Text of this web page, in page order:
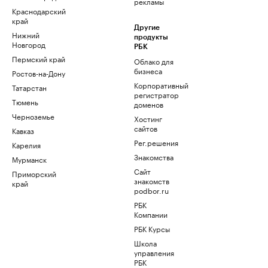
Краснодарский
край
Нижний
Новгород
Пермский край
Ростов-на-Дону
Татарстан
Тюмень
Черноземье
Кавказ
Карелия
Мурманск
Приморский
край
Другие
продукты
РБК
Облако для
бизнеса
Корпоративный
регистратор
доменов
Хостинг
сайтов
Рег.решения
Знакомства
Сайт
знакомств
podbor.ru
РБК
Компании
РБК Курсы
Школа
управления
РБК